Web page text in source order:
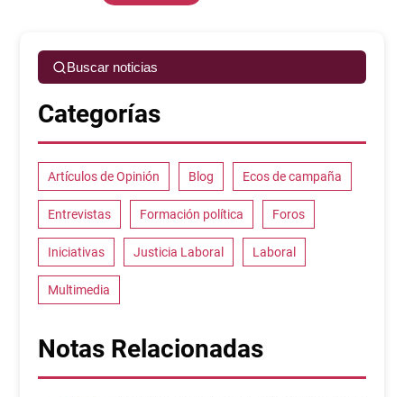
Buscar noticias
Categorías
Artículos de Opinión Blog Ecos de campaña
Entrevistas Formación política Foros
Iniciativas Justicia Laboral Laboral
Multimedia
Notas Relacionadas